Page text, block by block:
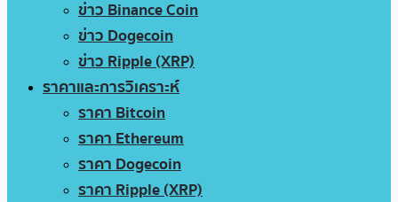
ข่าว Binance Coin
ข่าว Dogecoin
ข่าว Ripple (XRP)
ราคาและการวิเคราะห์
ราคา Bitcoin
ราคา Ethereum
ราคา Dogecoin
ราคา Ripple (XRP)